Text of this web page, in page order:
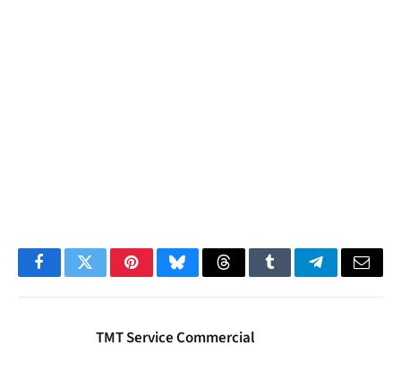
FacebookTwitterPinterestBlueskyThreadsTumblrTelegramEmail
TMT Service Commercial